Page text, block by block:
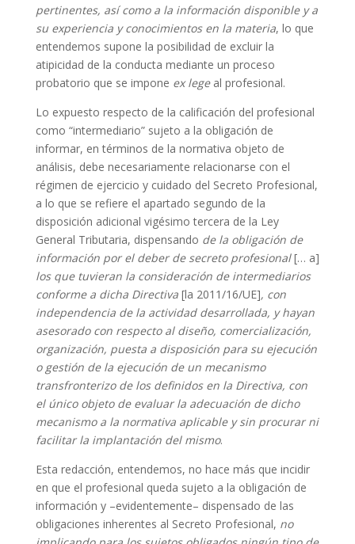
pertinentes, así como a la información disponible y a
su experiencia y conocimientos en la materia, lo que
entendemos supone la posibilidad de excluir la
atipicidad de la conducta mediante un proceso
probatorio que se impone ex legeal profesional.
Lo expuesto respecto de la calificación del profesional
como “intermediario” sujeto a la obligación de
informar, en términos de la normativa objeto de
análisis, debe necesariamente relacionarse con el
régimen de ejercicio y cuidado del Secreto Profesional,
a lo que se refiere el apartado segundo de la
disposición adicional vigésimo tercera de la Ley
General Tributaria, dispensando de la obligación de
información por el deber de secreto profesional[… a]
los que tuvieran la consideración de intermediarios
conforme a dicha Directiva [la 2011/16/UE], con
independencia de la actividad desarrollada, y hayan
asesorado con respecto al diseño, comercialización,
organización, puesta a disposición para su ejecución
o gestión de la ejecución de un mecanismo
transfronterizo de los definidos en la Directiva, con
el único objeto de evaluar la adecuación de dicho
mecanismo a la normativa aplicable y sin procurar ni
facilitar la implantación del mismo.
Esta redacción, entendemos, no hace más que incidir
en que el profesional queda sujeto a la obligación de
información y –evidentemente– dispensado de las
obligaciones inherentes al Secreto Profesional, no